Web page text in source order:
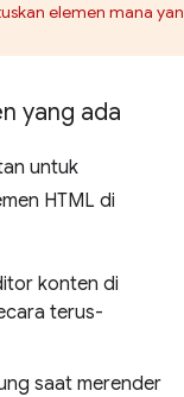
elemen mana
yang ada
untuk
HTML di
konten di
terus-
saat merender